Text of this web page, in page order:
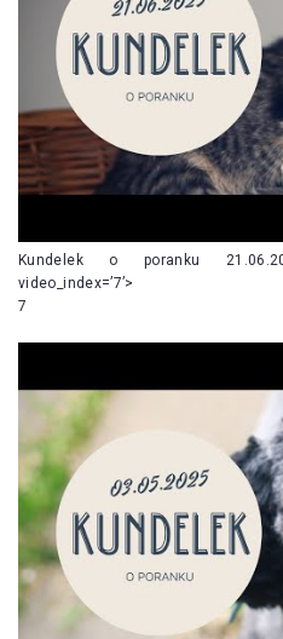
Kundelek o poranku
video_index=’7’>
7